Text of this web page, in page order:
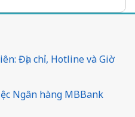
Địa chỉ, Hotline và Giờ
Ngân hàng MBBank